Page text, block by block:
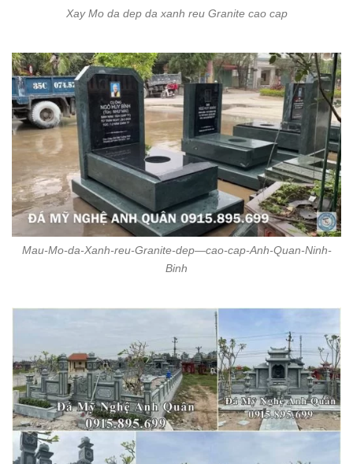
Xay Mo da dep da xanh reu Granite cao cap
Mau-Mo-da-Xanh-reu-Granite-dep—cao-cap-Anh-Quan-Ninh-
Binh